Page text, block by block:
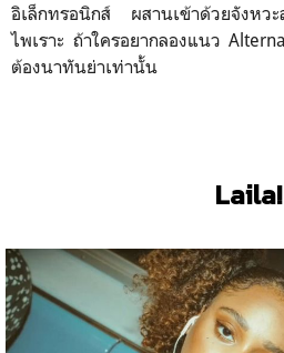
อิเล็กทรอนิกส์ ผสานเข้าด้วยจังห
ไพเราะ ถ้าใครอยากลองแนว
ต้องนาทันย่าเท่านั้น
Laila!